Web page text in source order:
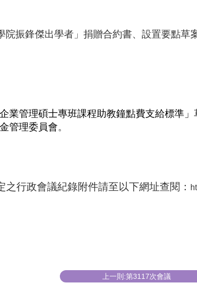
院振鋒傑出學者」捐贈合約書、設置要點草
業管理碩士專班課程助教鐘點費支給標準」
管理委員會。
行政會議紀錄附件請至以下網址查閱：
上一則:第3117次會議